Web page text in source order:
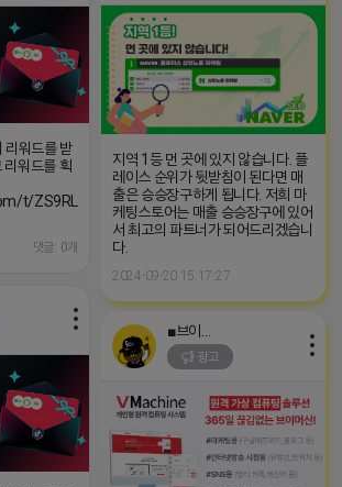
워드를 받
리워드를 획
t/ZS9RLRxdPyLDK-
댓글: 0개
지역 1등 먼 곳에 있지 않습니다. 플
레이스 순위가 뒷받침이 된다면 매
출은 승승장구하게 됩니다. 저희 마
케팅스토어는 매출 승승장구에 있어
서 최고의 파트너가 되어드리겠습니
다.
2024-09-20 15:17:27
광고